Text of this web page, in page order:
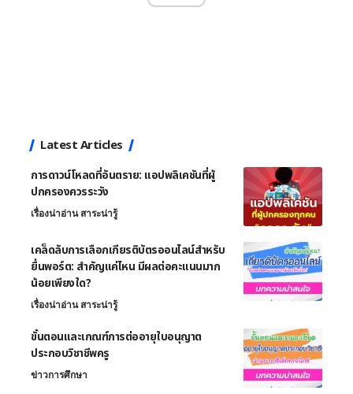
Latest Articles
การดาวน์โหลดที่อันตราย: แอปพลิเคชันที่ผู้
ปกครองควรระวัง
เรื่องน่าอ่าน สาระน่ารู้
เคล็ดลับการเลือกเกียรติบัตรออนไลน์สำหรับ
ยื่นพอร์ต: สำคัญแค่ไหน มีผลต่อคะแนนมาก
น้อยเพียงใด?
เรื่องน่าอ่าน สาระน่ารู้
ขั้นตอนและเกณฑ์การต่ออายุใบอนุญาต
ประกอบวิชาชีพครู
ข่าวการศึกษา